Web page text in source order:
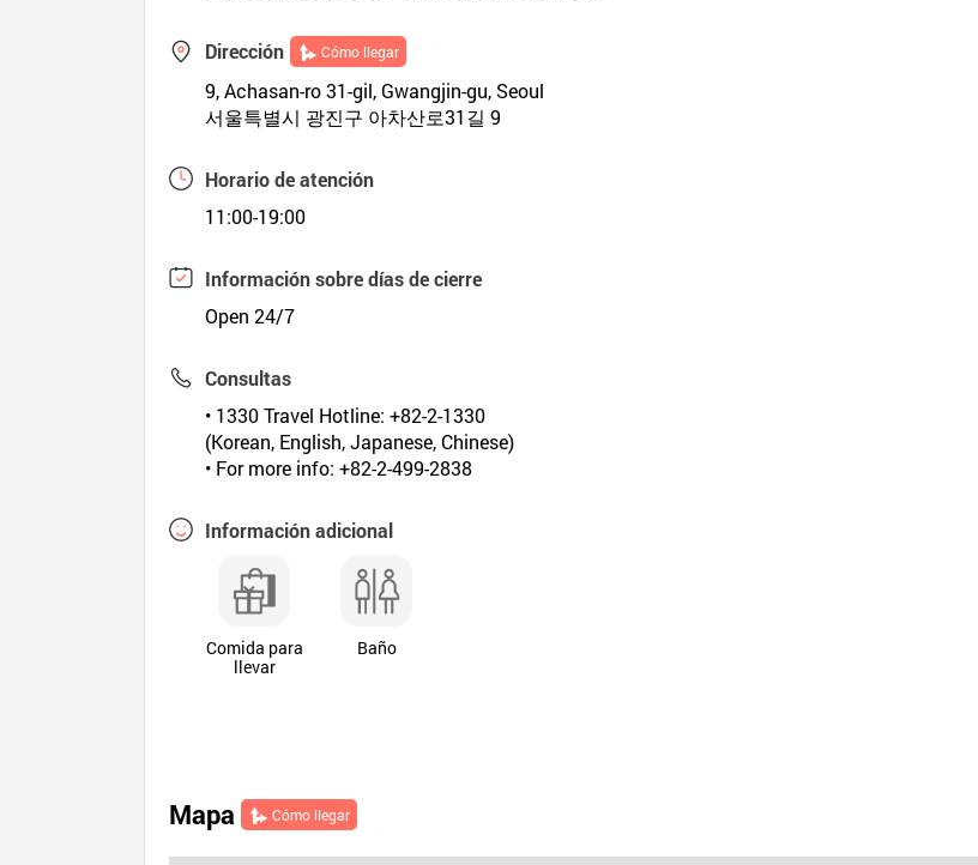
Dirección Cómo llegar
9, Achasan-ro 31-gil, Gwangjin-gu, Seoul
서울특별시 광진구 아차산로31길 9
Horario de atención
11:00-19:00
Información sobre días de cierre
Open 24/7
Consultas
• 1330 Travel Hotline: +82-2-1330
(Korean, English, Japanese, Chinese)
• For more info: +82-2-499-2838
Información adicional
Comida para
llevar
Baño
Mapa Cómo llegar